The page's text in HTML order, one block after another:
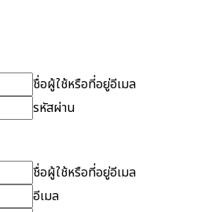
ชื่อผู้ใช้หรือที่อยู่อีเมล
รหัสผ่าน
ชื่อผู้ใช้หรือที่อยู่อีเมล
อีเมล